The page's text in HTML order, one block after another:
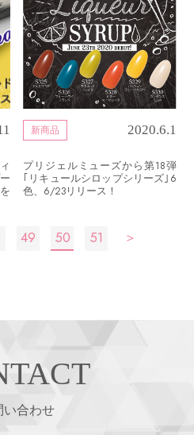
新商品 2020.6.1
プリジェルミューズから第18弾
｢リキュールシロップシリーズ｣6
色、6/23リリース！
49 50 51 ＞
い合わせ